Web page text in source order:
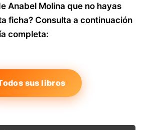
Anabel Molina que no hayas
ficha? Consulta a continuación
completa:
sus libros